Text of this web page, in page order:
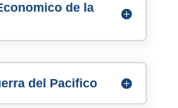
de la
del Pacifico